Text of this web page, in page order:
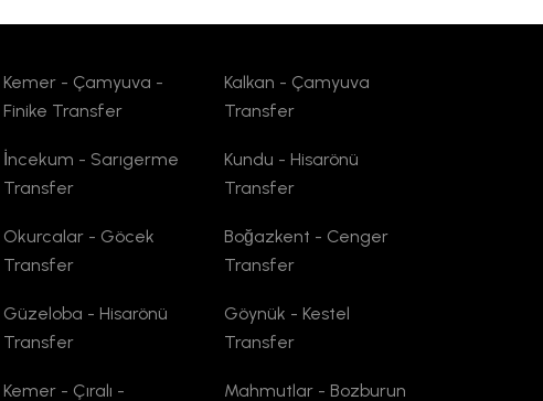
Kemer - Çamyuva -
Finike Transfer
İncekum - Sarıgerme
Transfer
Okurcalar - Göcek
Transfer
Güzeloba - Hisarönü
Transfer
Kemer - Çıralı -
Kalkan - Çamyuva
Transfer
Kundu - Hisarönü
Transfer
Boğazkent - Cenger
Transfer
Göynük - Kestel
Transfer
Mahmutlar - Bozburun